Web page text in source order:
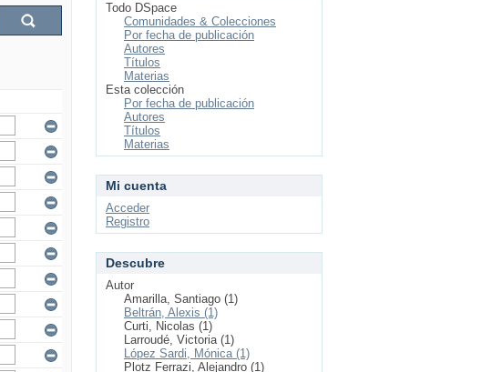
Todo DSpace
Comunidades & Colecciones
Por fecha de publicación
Autores
Títulos
Materias
Esta colección
Por fecha de publicación
Autores
Títulos
Materias
Mi cuenta
Acceder
Registro
Descubre
Autor
Amarilla, Santiago (1)
Beltrán, Alexis (1)
Curti, Nicolas (1)
Larroudé, Victoria (1)
López Sardi, Mónica (1)
Plotz Ferrazi, Alejandro (1)